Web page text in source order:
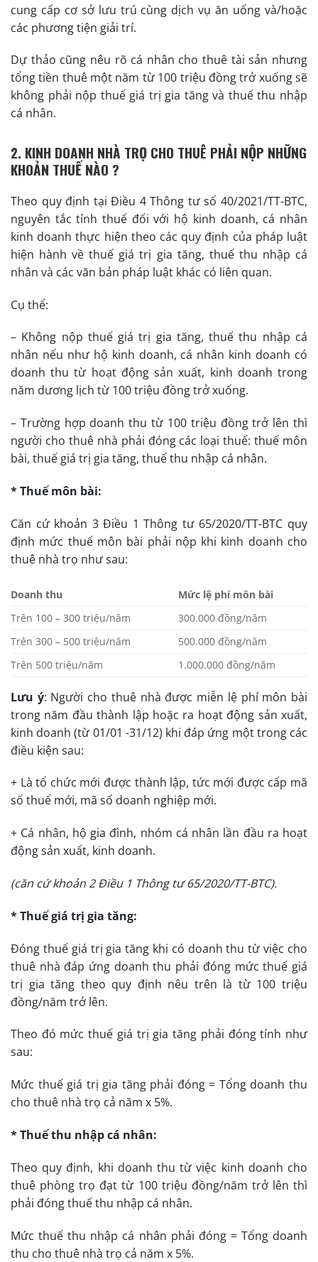
cung cấp cơ sở lưu trú cùng dịch vụ ăn uống và/hoặc
các phương tiện giải trí.
Dự thảo cũng nêu rõ cá nhân cho thuê tài sản nhưng
tổng tiền thuê một năm từ 100 triệu đồng trở xuống sẽ
không phải nộp thuế giá trị gia tăng và thuế thu nhập
cá nhân.
2. KINH DOANH NHÀ TRỌ CHO THUÊ PHẢI NỘP NHỮNG
KHOẢN THUẾ NÀO ?
Theo quy định tại Điều 4 Thông tư số 40/2021/TT-BTC,
nguyên tắc tính thuế đối với hộ kinh doanh, cá nhân
kinh doanh thực hiện theo các quy định của pháp luật
hiện hành về thuế giá trị gia tăng, thuế thu nhập cá
nhân và các văn bản pháp luật khác có liên quan.
Cụ thể:
– Không nộp thuế giá trị gia tăng, thuế thu nhập cá
nhân nếu như hộ kinh doanh, cá nhân kinh doanh có
doanh thu từ hoạt động sản xuất, kinh doanh trong
năm dương lịch từ 100 triệu đồng trở xuống.
– Trường hợp doanh thu từ 100 triệu đồng trở lên thì
người cho thuê nhà phải đóng các loại thuế: thuế môn
bài, thuế giá trị gia tăng, thuế thu nhập cá nhân.
* Thuế môn bài:
Căn cứ khoản 3 Điều 1 Thông tư 65/2020/TT-BTC quy
định mức thuế môn bài phải nộp khi kinh doanh cho
thuê nhà trọ như sau:
Doanh thu
Mức lệ phí môn bài
Trên 100 – 300 triệu/năm
300.000 đồng/năm
Trên 300 – 500 triệu/năm
500.000 đồng/năm
Trên 500 triệu/năm
1.000.000 đồng/năm
Lưu ý: Người cho thuê nhà được miễn lệ phí môn bài
trong năm đầu thành lập hoặc ra hoạt động sản xuất,
kinh doanh (từ 01/01 -31/12) khi đáp ứng một trong các
điều kiện sau:
+ Là tổ chức mới được thành lập, tức mới được cấp mã
số thuế mới, mã số doanh nghiệp mới.
+ Cá nhân, hộ gia đình, nhóm cá nhân lần đầu ra hoạt
động sản xuất, kinh doanh.
(căn cứ khoản 2 Điều 1 Thông tư 65/2020/TT-BTC).
* Thuế giá trị gia tăng:
Đóng thuế giá trị gia tăng khi có doanh thu từ việc cho
thuê nhà đáp ứng doanh thu phải đóng mức thuế giá
trị gia tăng theo quy định nêu trên là từ 100 triệu
đồng/năm trở lên.
Theo đó mức thuế giá trị gia tăng phải đóng tính như
sau:
Mức thuế giá trị gia tăng phải đóng = Tổng doanh thu
cho thuê nhà trọ cả năm x 5%.
* Thuế thu nhập cá nhân:
Theo quy định, khi doanh thu từ việc kinh doanh cho
thuê phòng trọ đạt từ 100 triệu đồng/năm trở lên thì
phải đóng thuế thu nhập cá nhân.
Mức thuế thu nhập cá nhân phải đóng = Tổng doanh
thu cho thuê nhà trọ cả năm x 5%.